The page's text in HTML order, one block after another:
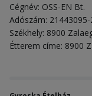
Cégnév: OSS-EN Bt.
Adószám: 21443095-
Székhely: 8900
Étterem címe: 8900